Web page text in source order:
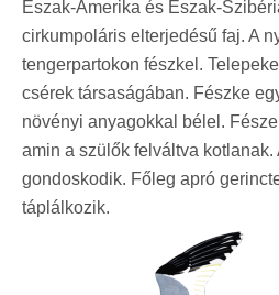
Észak-Amerika és Észak-
cirkumpoláris elterjedésű faj. A
tengerpartokon fészkel.
csérek társaságában. Fészke
növényi anyagokkal bélel.
amin a szülők felváltva
gondoskodik. Főleg apró
táplálkozik.